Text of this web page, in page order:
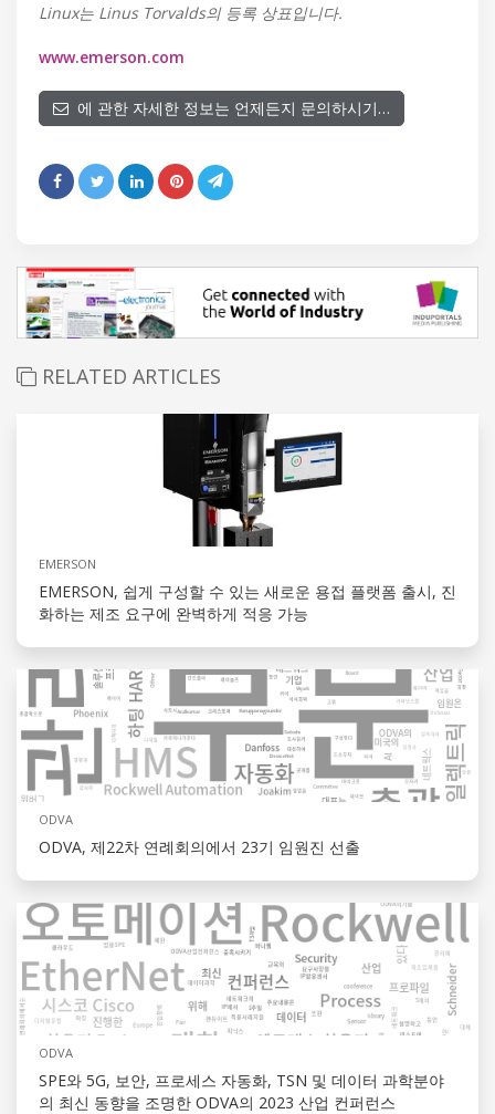
Linux는 Linus Torvalds의 등록 상표입니다.
www.emerson.com
에 관한 자세한 정보는 언제든지 문의하시기…
RELATED ARTICLES
EMERSON
EMERSON, 쉽게 구성할 수 있는 새로운 용접 플랫폼 출시, 진
화하는 제조 요구에 완벽하게 적응 가능
ODVA
ODVA, 제22차 연례회의에서 23기 임원진 선출
ODVA
SPE와 5G, 보안, 프로세스 자동화, TSN 및 데이터 과학분야
의 최신 동향을 조명한 ODVA의 2023 산업 컨퍼런스